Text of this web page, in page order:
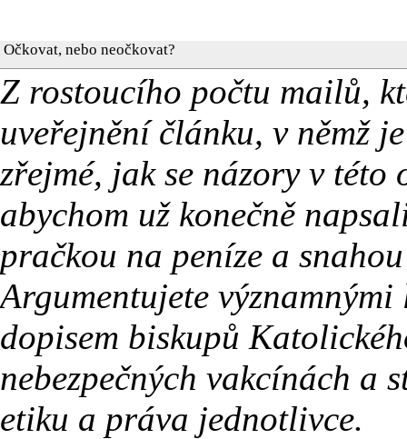
Očkovat, nebo neočkovat?
Z rostoucího počtu mailů,
uveřejnění článku, v němž
zřejmé, jak se názory v
abychom už konečně
pračkou na peníze a
Argumentujete
dopisem biskupů
nebezpečných vakcínách a
etiku a práva jednotlivce.